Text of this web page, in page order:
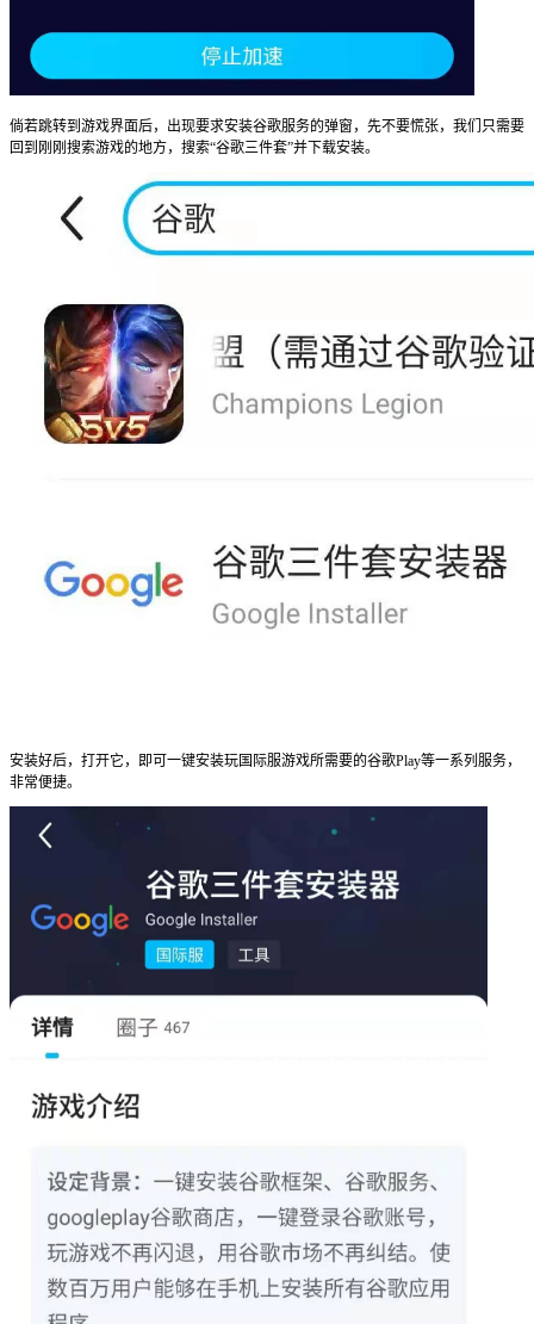
倘若跳转到游戏界面后，出现要求安装谷歌服务的弹窗，先不要慌张，我们只需要
回到刚刚搜索游戏的地方，搜索“谷歌三件套”并下载安装。
安装好后，打开它，即可一键安装玩国际服游戏所需要的谷歌Play等一系列服务，
非常便捷。